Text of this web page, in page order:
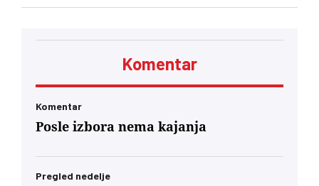
Komentar
Komentar
Posle izbora nema kajanja
Pregled nedelje